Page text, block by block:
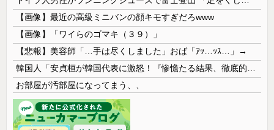
【画像】最近の高級ミニバンの顔キモすぎだろwww
【画像】「ワイらのゴマキ（３９）」
【悲報】美容師「…手は尽くしました」おば「ｱｯ…ｯｽ…」→
お部屋が汚部屋になってまう、、